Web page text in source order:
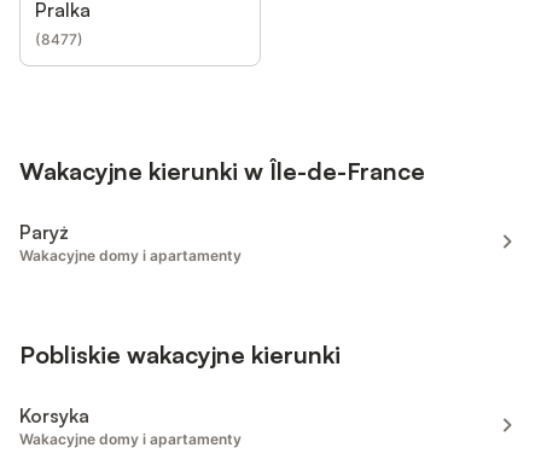
Pralka
(8477)
Wakacyjne kierunki w Île-de-France
Paryż
Wakacyjne domy i apartamenty
Pobliskie wakacyjne kierunki
Korsyka
Wakacyjne domy i apartamenty